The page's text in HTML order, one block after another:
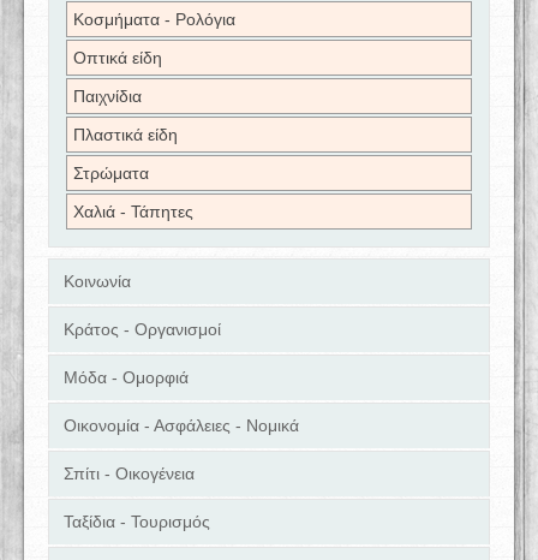
Κοσμήματα - Ρολόγια
Οπτικά είδη
Παιχνίδια
Πλαστικά είδη
Στρώματα
Χαλιά - Τάπητες
Κοινωνία
Κράτος - Οργανισμοί
Μόδα - Ομορφιά
Οικονομία - Ασφάλειες - Νομικά
Σπίτι - Οικογένεια
Ταξίδια - Τουρισμός